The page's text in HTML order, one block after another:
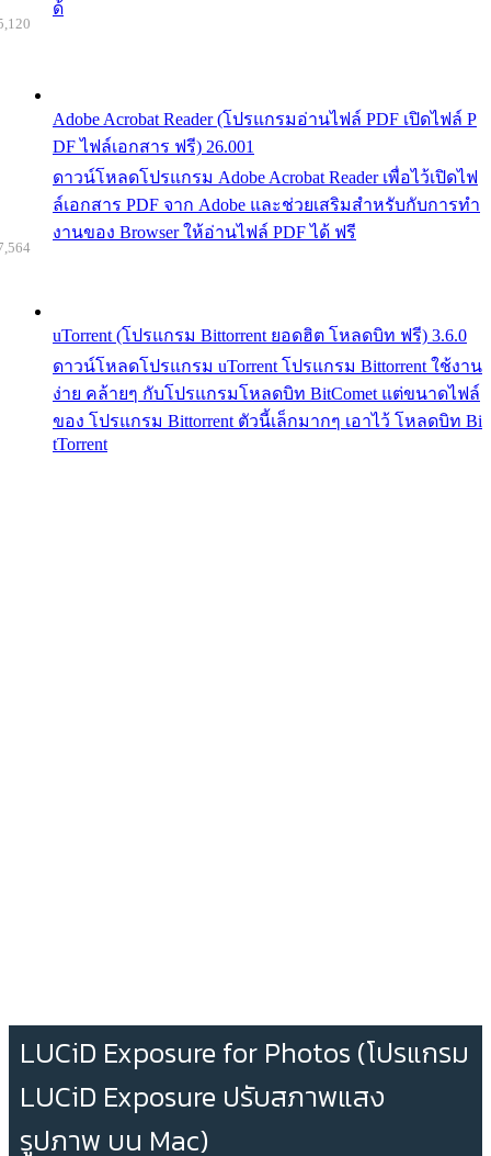
ด้
Adobe Acrobat Reader (โปรแกรมอ่านไฟล์ PDF เปิดไฟล์ P
DF ไฟล์เอกสาร ฟรี) 26.001
ดาวน์โหลดโปรแกรม Adobe Acrobat Reader เพื่อไว้เปิดไฟ
ล์เอกสาร PDF จาก Adobe และช่วยเสริมสำหรับกับการทำ
งานของ Browser ให้อ่านไฟล์ PDF ได้ ฟรี
uTorrent (โปรแกรม Bittorrent ยอดฮิต โหลดบิท ฟรี) 3.6.0
ดาวน์โหลดโปรแกรม uTorrent โปรแกรม Bittorrent ใช้งาน
ง่าย คล้ายๆ กับโปรแกรมโหลดบิท BitComet แต่ขนาดไฟล์
ของ โปรแกรม Bittorrent ตัวนี้เล็กมากๆ เอาไว้ โหลดบิท Bi
tTorrent
LUCiD Exposure for Photos (โปรแกรม
LUCiD Exposure ปรับสภาพแสง
รูปภาพ บน Mac)